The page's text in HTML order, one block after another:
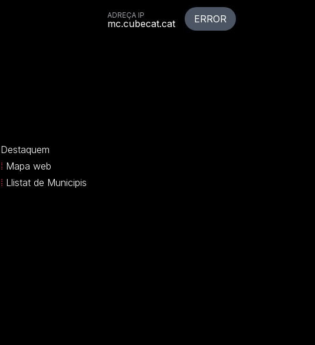
ADREÇA IP
mc.cubecat.cat ERROR
Destaquem
⁞ Mapa web
⁞ Llistat de Municipis